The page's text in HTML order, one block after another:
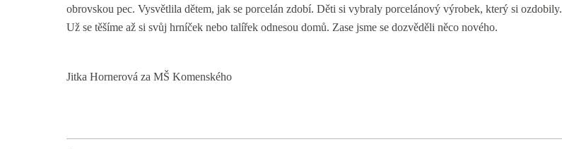
obrovskou pec. Vysvětlila dětem, jak se porcelán zdobí. Děti si vybraly porcelánový výrobek, který si ozdobily.
Už se těšíme až si svůj hrníček nebo talířek odnesou domů. Zase jsme se dozvěděli něco nového.
Jitka Hornerová za MŠ Komenského